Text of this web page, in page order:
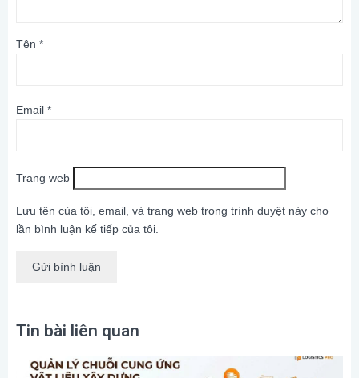
Tên *
Email *
Trang web
Lưu tên của tôi, email, và trang web trong trình duyệt này cho
lần bình luận kế tiếp của tôi.
Tin bài liên quan